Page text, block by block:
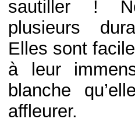
sautiller !
plusieurs
Elles sont
à leur
blanche
affleurer.